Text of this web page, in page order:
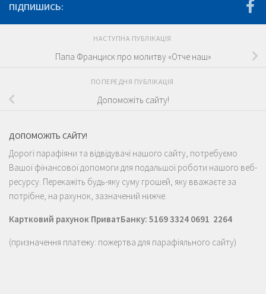
ПІДПИШИСЬ:
НАСТУПНА ПУБЛІКАЦІЯ
Папа Франциск про молитву «Отче наш»
ПОПЕРЕДНЯ ПУБЛІКАЦІЯ
Допоможіть сайту!
ДОПОМОЖІТЬ САЙТУ!
Дорогі парафіяни та відвідувачі нашого сайту, потребуємо
Вашої фінансової допомоги для подальшої роботи нашого веб-
ресурсу. Перекажіть будь-яку суму грошей, яку вважаєте за
потрібне, на рахунок, зазначений нижче.
Картковий рахунок ПриватБанку: 5169 3324 0691 2264
(призначення платежу: пожертва для парафіяльного сайту)